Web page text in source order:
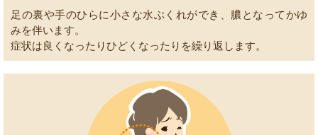
足の裏や手のひらに小さな水ぶくれができ、膿となってかゆ
みを伴います。
症状は良くなったりひどくなったりを繰り返します。